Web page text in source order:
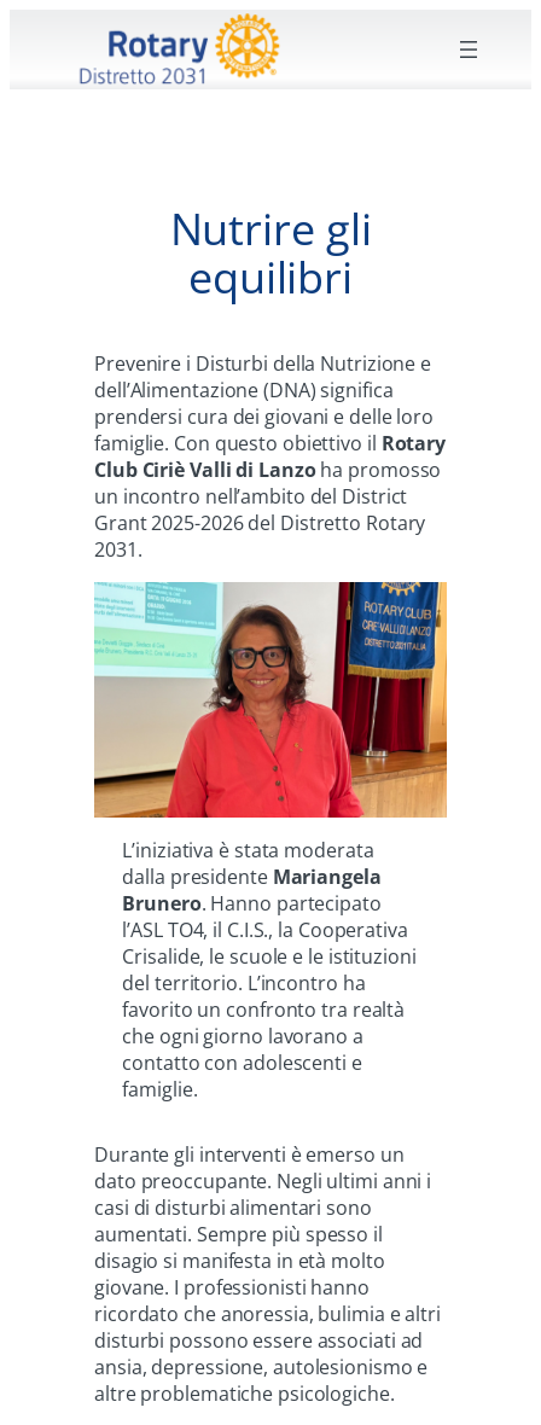
contenuto
Nutrire gli
equilibri
Prevenire i Disturbi della Nutrizione e
dell’Alimentazione (DNA) significa
prendersi cura dei giovani e delle loro
famiglie. Con questo obiettivo il Rotary
Club Ciriè Valli di Lanzoha promosso
un incontro nell’ambito del District
Grant 2025-2026 del Distretto Rotary
2031.
L’iniziativa è stata moderata
dalla presidente Mariangela
Brunero. Hanno partecipato
l’ASL TO4, il C.I.S., la Cooperativa
Crisalide, le scuole e le istituzioni
del territorio. L’incontro ha
favorito un confronto tra realtà
che ogni giorno lavorano a
contatto con adolescenti e
famiglie.
Durante gli interventi è emerso un
dato preoccupante. Negli ultimi anni i
casi di disturbi alimentari sono
aumentati. Sempre più spesso il
disagio si manifesta in età molto
giovane. I professionisti hanno
ricordato che anoressia, bulimia e altri
disturbi possono essere associati ad
ansia, depressione, autolesionismo e
altre problematiche psicologiche.